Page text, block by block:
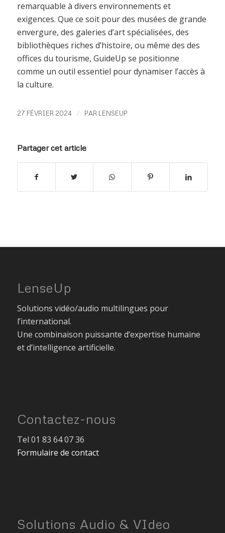
remarquable à divers environnements et
exigences. Que ce soit pour des musées de grande
envergure, des galeries d’art spécialisées, des
bibliothèques riches d’histoire, ou même des des
offices du tourisme, GuideUp se positionne
comme un outil essentiel pour dynamiser l’accès à
la culture.
27 FÉVRIER 2024 / PAR LENSEUP
Partager cet article
LenseUp
Solutions vidéo/audio multilingues pour
l’international.
Une combinaison puissante d’expertise humaine
et d’intelligence artificielle.
Contactez-nous
Tel 01 83 64 07 36
Formulaire de contact
Solutions Audio & VIdeo